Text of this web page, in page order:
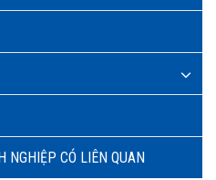
NGHIỆP CÓ LIÊN QUAN